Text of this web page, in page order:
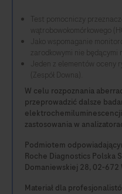
Test pomocniczy
wątrobowokomórkowego
Jako wspomaganie
zarodkowymi nie będącymi
Jeden z elementów oceny
(Zespół Downa).
W celu rozpoznania
przeprowadzić dalsze
elektrochemiluminescencji
zastosowania w
Podmiotem
Roche Diagnostics Polska
Domaniewskiej 28, 02-672
Materiał dla